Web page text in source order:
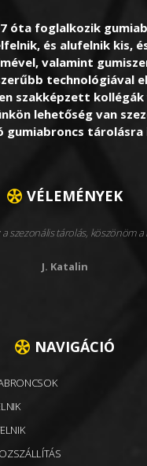
óta foglalkozik
és alufelnik kis,
valamint
technológiával
szakképzett kollégák
lehetőség van
gumiabroncs tárolásra
VÉLEMÉNYEK
szezonális tárolás, köszönöm a
J. Katalin
NAVIGÁCIÓ